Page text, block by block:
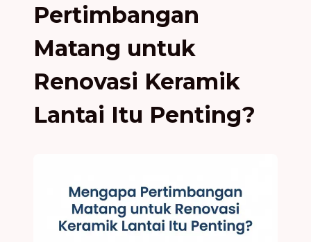
Pertimbangan
Matang untuk
Renovasi Keramik
Lantai Itu Penting?